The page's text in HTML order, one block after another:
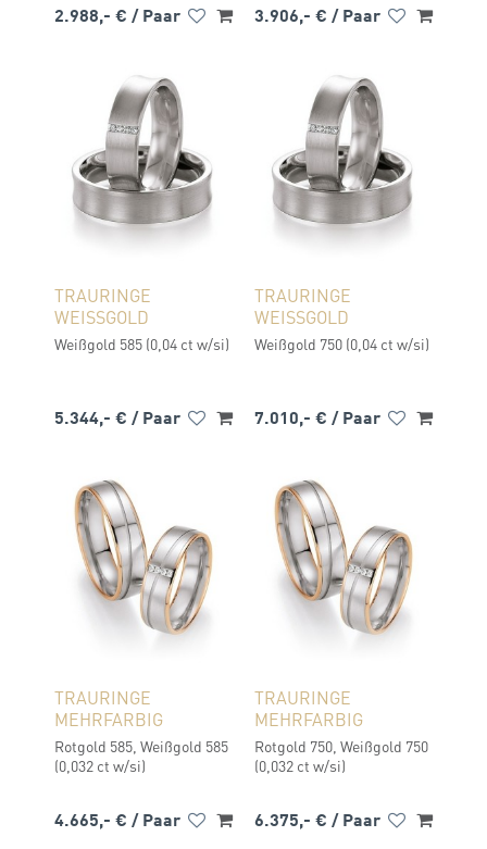
2.988,- € / Paar 3.906,- € / Paar
TRAURINGE
WEISSGOLD
Weißgold 585 (0,04 ct w/si)
5.344,- € / Paar
TRAURINGE
WEISSGOLD
Weißgold 750 (0,04 ct w/si)
7.010,- € / Paar
TRAURINGE
MEHRFARBIG
Rotgold 585, Weißgold 585
(0,032 ct w/si)
4.665,- € / Paar
TRAURINGE
MEHRFARBIG
Rotgold 750, Weißgold 750
(0,032 ct w/si)
6.375,- € / Paar